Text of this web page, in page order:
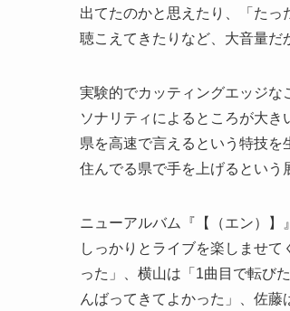
出てたのかと思えたり、「た
聴こえてきたりなど、大音量だ
実験的でカッティングエッジな
ソナリティによるところが大
県を高速で言えるという特技
住んでる県で手を上げるという
ニューアルバム『【（エン）】
しっかりとライブを楽しませ
った」、横山は「1曲目で転び
んばってきてよかった」、佐